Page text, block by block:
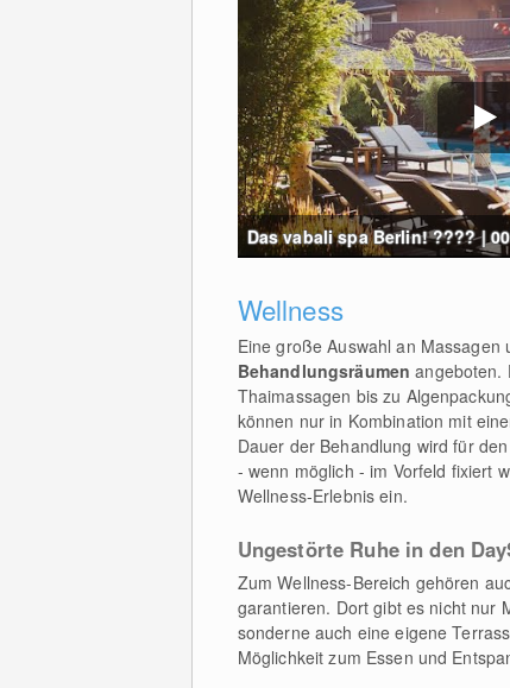
Das vabali spa Berlin! ???? |
Wellness
Eine große Auswahl an
Behandlungsräumen angeboten.
Thaimassagen bis zu
können nur in Kombination mit
Dauer der Behandlung wird für
- wenn möglich - im Vorfeld fixiert
Wellness-Erlebnis ein.
Ungestörte Ruhe in den
Zum Wellness-Bereich gehören
garantieren. Dort gibt es nicht nur
sonderne auch eine eigene
Möglichkeit zum Essen und